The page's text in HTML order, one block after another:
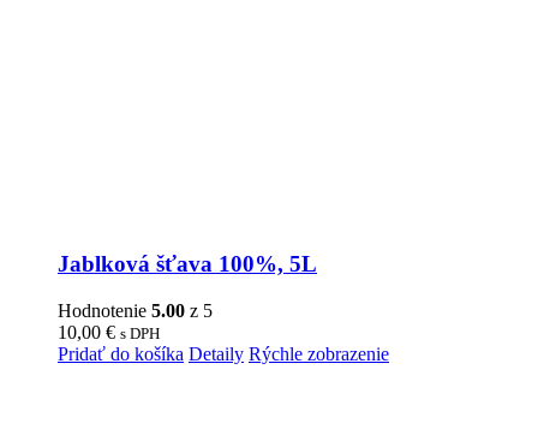
Jablková šťava 100%, 5L
Hodnotenie 5.00 z 5
10,00 € s DPH
Pridať do košíka Detaily Rýchle zobrazenie